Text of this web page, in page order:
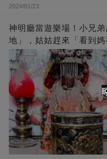
2024/01/23
神明廳當遊樂場！小兄
地」，姑姑趕來「看到